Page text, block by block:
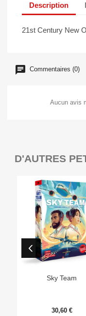
Description
21st Century New
Commentaires (0)
Aucun avis
D'AUTRES
Sky Team
30,60 €